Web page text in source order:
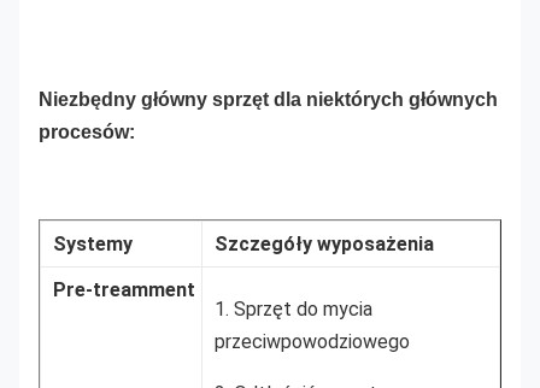
Niezbędny główny sprzęt dla niektórych głównych
procesów:
Systemy
Szczegóły wyposażenia
Pre-treamment
1. Sprzęt do mycia
przeciwpowodziowego